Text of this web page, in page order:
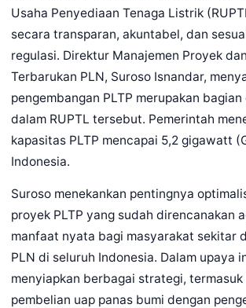
Usaha Penyediaan Tenaga Listrik
secara transparan, akuntabel, dan
regulasi. Direktur Manajemen Proyek
Terbarukan PLN, Suroso Isnandar,
pengembangan PLTP merupakan
dalam RUPTL tersebut. Pemerintah
kapasitas PLTP mencapai 5,2 gigawatt
Indonesia.
Suroso menekankan pentingnya
proyek PLTP yang sudah direncanakan
manfaat nyata bagi masyarakat sekitar
PLN di seluruh Indonesia. Dalam upaya
menyiapkan berbagai strategi, termasuk
pembelian uap panas bumi dengan